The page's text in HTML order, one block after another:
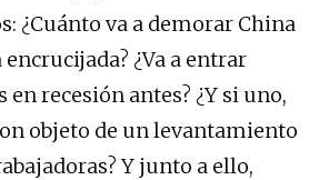
¿Cuánto va a demorar China
¿Va a entrar
en recesión antes? ¿Y si uno,
objeto de un levantamiento
Y junto a ello,